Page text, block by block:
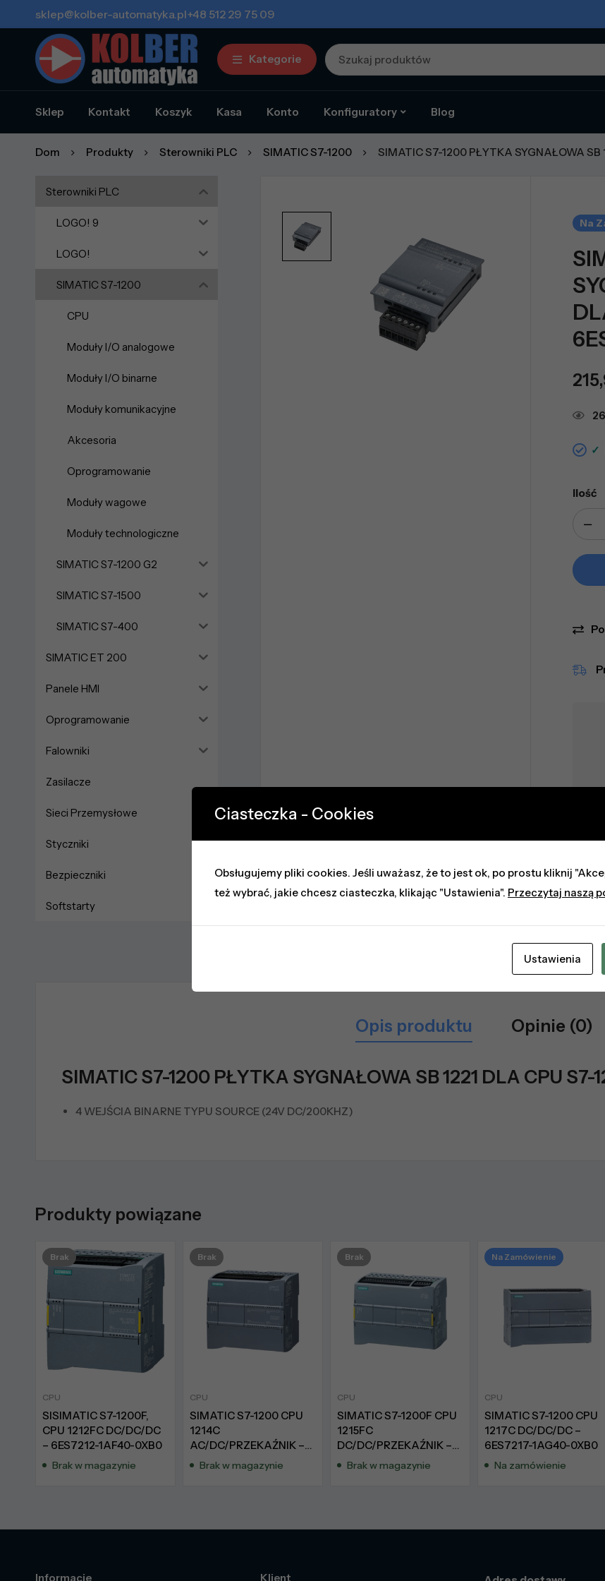
sklep@kolber-automatyka.pl+48 512 29 75 09
Kategorie
Sklep Kontakt Koszyk Kasa Konto Konfiguratory Blog
Dom Produkty Sterowniki PLC SIMATIC S7-1200 SIMATIC S7-1200 PŁYTKA SYGNAŁOWA
Sterowniki PLC
LOGO! 9
LOGO!
SIMATIC S7-1200
CPU
Moduły I/O analogowe
Moduły I/O binarne
Moduły komunikacyjne
Akcesoria
Oprogramowanie
Moduły wagowe
Moduły technologiczne
SIMATIC S7-1200 G2
SIMATIC S7-1500
SIMATIC S7-400
SIMATIC ET 200
Panele HMI
Oprogramowanie
Falowniki
Zasilacze
Sieci Przemysłowe
Styczniki
Bezpieczniki
Softstarty
Na
26
✓
Ilość
Opis produktu Opinie (0)
SIMATIC S7-1200 PŁYTKA SYGNAŁOWA SB 1221 DLA CPU S7-
4 WEJŚCIA BINARNE TYPU SOURCE (24V DC/200KHZ)
Produkty powiązane
Brak
CPU
SISIMATIC S7-1200F,
CPU 1212FC DC/DC/DC
– 6ES7212-1AF40-0XB0
Brak w magazynie
Brak
CPU
SIMATIC S7-1200 CPU
1214C
AC/DC/PRZEKAŹNIK –
6ES7214-1BG31-0XB0
Brak w magazynie
Brak
CPU
SIMATIC S7-1200F CPU
1215FC
DC/DC/PRZEKAŹNIK –
6ES7215-1HF40-0XB0
Brak w magazynie
Na Zamówienie
CPU
SIMATIC S7-1200 CPU
1217C DC/DC/DC –
6ES7217-1AG40-0XB0
Na zamówienie
Informacje Klient
Ciasteczka - Cookies
Obsługujemy pliki cookies. Jeśli uważasz, że to jest ok, po prostu kliknij
też wybrać, jakie chcesz ciasteczka, klikając "Ustawienia". Przeczytaj naszą
Ustawienia